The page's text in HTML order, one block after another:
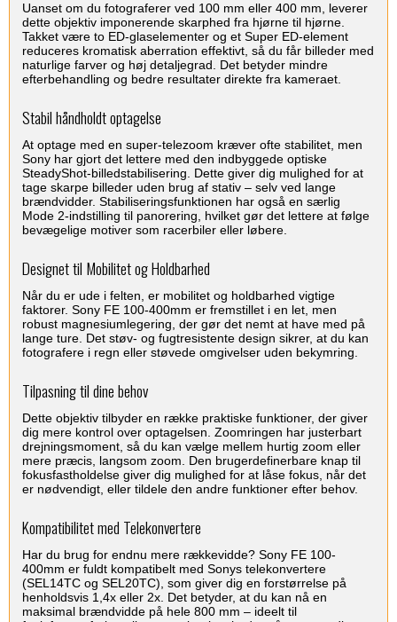
Uanset om du fotograferer ved 100 mm eller 400 mm, leverer
dette objektiv imponerende skarphed fra hjørne til hjørne.
Takket være to ED-glaselementer og et Super ED-element
reduceres kromatisk aberration effektivt, så du får billeder med
naturlige farver og høj detaljegrad. Det betyder mindre
efterbehandling og bedre resultater direkte fra kameraet.
Stabil håndholdt optagelse
At optage med en super-telezoom kræver ofte stabilitet, men
Sony har gjort det lettere med den indbyggede optiske
SteadyShot-billedstabilisering. Dette giver dig mulighed for at
tage skarpe billeder uden brug af stativ – selv ved lange
brændvidder. Stabiliseringsfunktionen har også en særlig
Mode 2-indstilling til panorering, hvilket gør det lettere at følge
bevægelige motiver som racerbiler eller løbere.
Designet til Mobilitet og Holdbarhed
Når du er ude i felten, er mobilitet og holdbarhed vigtige
faktorer. Sony FE 100-400mm er fremstillet i en let, men
robust magnesiumlegering, der gør det nemt at have med på
lange ture. Det støv- og fugtresistente design sikrer, at du kan
fotografere i regn eller støvede omgivelser uden bekymring.
Tilpasning til dine behov
Dette objektiv tilbyder en række praktiske funktioner, der giver
dig mere kontrol over optagelsen. Zoomringen har justerbart
drejningsmoment, så du kan vælge mellem hurtig zoom eller
mere præcis, langsom zoom. Den brugerdefinerbare knap til
fokusfastholdelse giver dig mulighed for at låse fokus, når det
er nødvendigt, eller tildele den andre funktioner efter behov.
Kompatibilitet med Telekonvertere
Har du brug for endnu mere rækkevidde? Sony FE 100-
400mm er fuldt kompatibelt med Sonys telekonvertere
(SEL14TC og SEL20TC), som giver dig en forstørrelse på
henholdsvis 1,4x eller 2x. Det betyder, at du kan nå en
maksimal brændvidde på hele 800 mm – ideelt til